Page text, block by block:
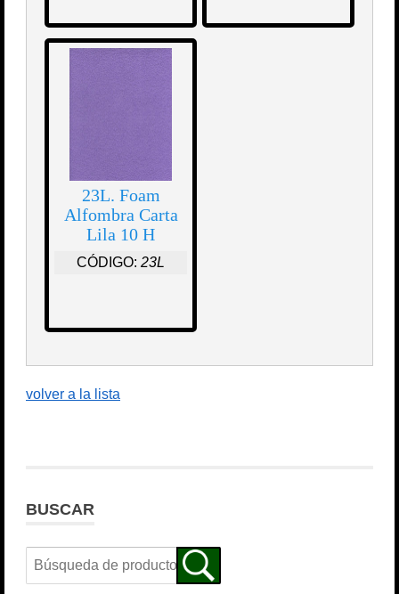
23L. Foam
Alfombra Carta
Lila 10 H
CÓDIGO: 23L
volver a la lista
BUSCAR